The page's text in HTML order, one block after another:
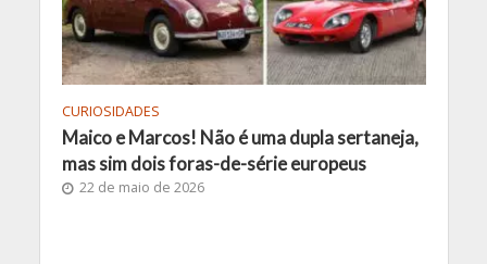
CURIOSIDADES
Maico e Marcos! Não é uma dupla sertaneja,
mas sim dois foras-de-série europeus
22 de maio de 2026